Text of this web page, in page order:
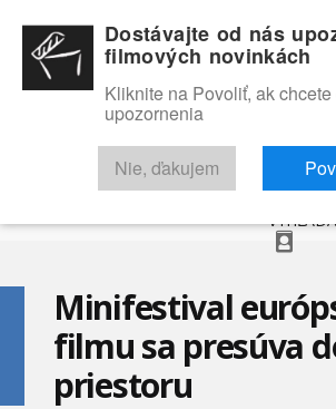
RECENZIE TRAILERY
Minifestival
filmu sa presúva
priestoru
Dostávajte od nás
filmových novinkách
Kliknite na Povoliť, ak
upozornenia
Nie, ďakujem